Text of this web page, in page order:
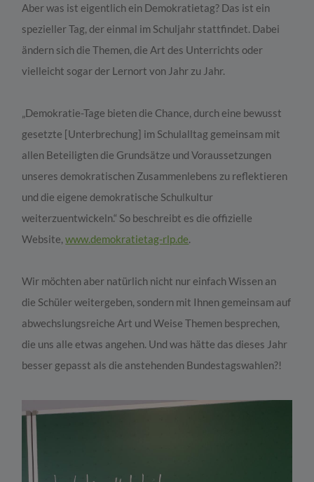
Aber was ist eigentlich ein Demokratietag? Das ist ein
spezieller Tag, der einmal im Schuljahr stattfindet. Dabei
ändern sich die Themen, die Art des Unterrichts oder
vielleicht sogar der Lernort von Jahr zu Jahr.
„Demokratie-Tage bieten die Chance, durch eine bewusst
gesetzte [Unterbrechung] im Schulalltag gemeinsam mit
allen Beteiligten die Grundsätze und Voraussetzungen
unseres demokratischen Zusammenlebens zu reflektieren
und die eigene demokratische Schulkultur
weiterzuentwickeln.“ So beschreibt es die offizielle
Website,www.demokratietag-rlp.de.
Wir möchten aber natürlich nicht nur einfach Wissen an
die Schüler weitergeben, sondern mit Ihnen gemeinsam auf
abwechslungsreiche Art und Weise Themen besprechen,
die uns alle etwas angehen. Und was hätte das dieses Jahr
besser gepasst als die anstehenden Bundestagswahlen?!